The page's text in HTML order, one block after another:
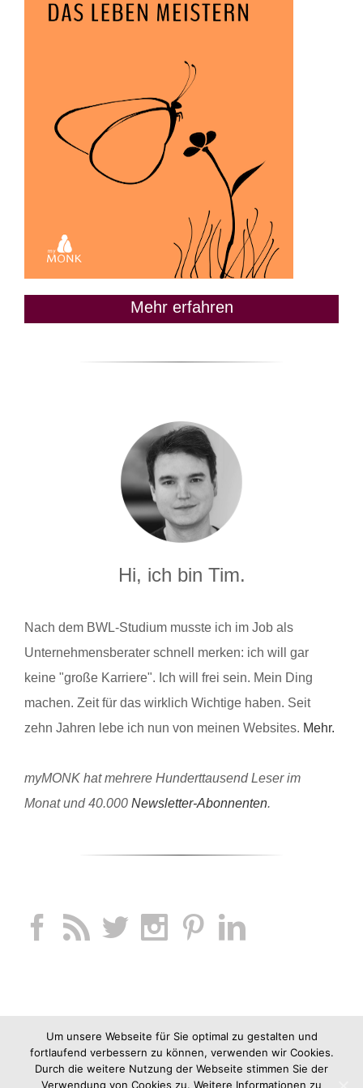
Mehr erfahren
Hi, ich bin Tim.
Nach dem BWL-Studium musste ich im Job als
Unternehmensberater schnell merken: ich will gar
keine "große Karriere". Ich will frei sein. Mein Ding
machen. Zeit für das wirklich Wichtige haben. Seit
zehn Jahren lebe ich nun von meinen Websites. Mehr.
myMONK hat mehrere Hunderttausend Leser im
Monat und 40.000 Newsletter-Abonnenten.
Um unsere Webseite für Sie optimal zu gestalten und
fortlaufend verbessern zu können, verwenden wir Cookies.
Durch die weitere Nutzung der Webseite stimmen Sie der
Verwendung von Cookies zu. Weitere Informationen zu